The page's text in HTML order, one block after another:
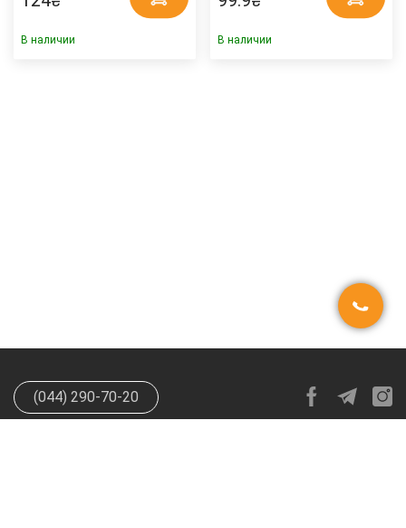
В наличии В наличии
(044) 290-70-20